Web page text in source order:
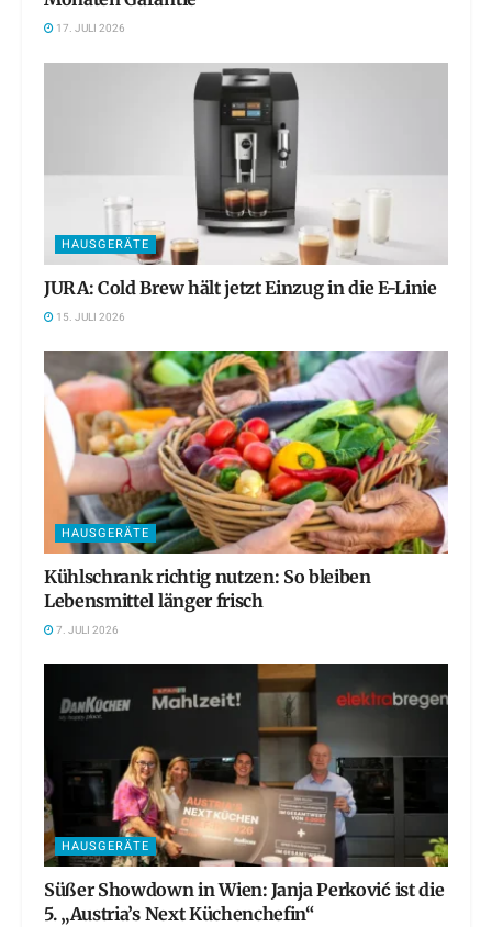
17. JULI 2026
HAUSGERÄTE
JURA: Cold Brew hält jetzt Einzug in die E-Linie
15. JULI 2026
HAUSGERÄTE
Kühlschrank richtig nutzen: So bleiben
Lebensmittel länger frisch
7. JULI 2026
HAUSGERÄTE
Süßer Showdown in Wien: Janja Perković ist die
5. „Austria’s Next Küchenchefin“